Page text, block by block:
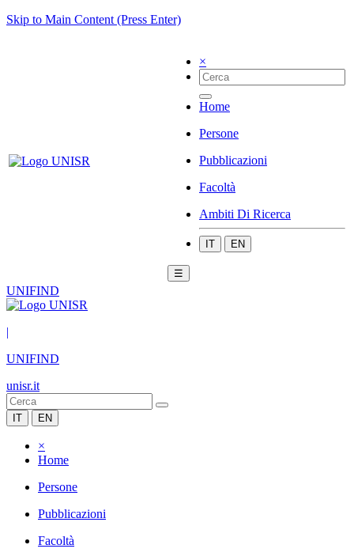
Skip to Main Content (Press Enter)
×
Home
Persone
Pubblicazioni
Facoltà
Ambiti Di Ricerca
IT EN
☰
UNIFIND
|
UNIFIND
unisr.it
IT EN
×
Home
Persone
Pubblicazioni
Facoltà